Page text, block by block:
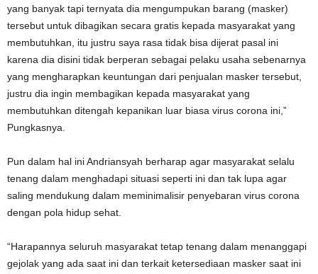
yang banyak tapi ternyata dia mengumpukan barang (masker)
tersebut untuk dibagikan secara gratis kepada masyarakat yang
membutuhkan, itu justru saya rasa tidak bisa dijerat pasal ini
karena dia disini tidak berperan sebagai pelaku usaha sebenarnya
yang mengharapkan keuntungan dari penjualan masker tersebut,
justru dia ingin membagikan kepada masyarakat yang
membutuhkan ditengah kepanikan luar biasa virus corona ini,”
Pungkasnya.
Pun dalam hal ini Andriansyah berharap agar masyarakat selalu
tenang dalam menghadapi situasi seperti ini dan tak lupa agar
saling mendukung dalam meminimalisir penyebaran virus corona
dengan pola hidup sehat.
“Harapannya seluruh masyarakat tetap tenang dalam menanggapi
gejolak yang ada saat ini dan terkait ketersediaan masker saat ini